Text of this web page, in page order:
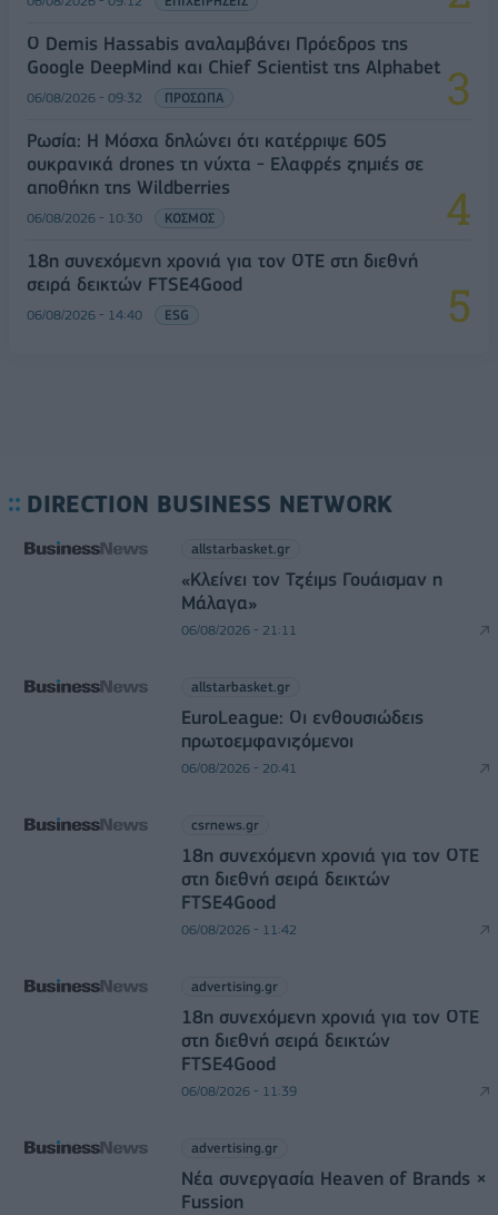
Ο Demis Hassabis αναλαμβάνει Πρόεδρος της
Google DeepMind και Chief Scientist της Alphabet
06/08/2026 - 09:32 ΠΡΟΣΩΠΑ
Ρωσία: Η Μόσχα δηλώνει ότι κατέρριψε 605
ουκρανικά drones τη νύχτα - Ελαφρές ζημιές σε
αποθήκη της Wildberries
06/08/2026 - 10:30 ΚΟΣΜΟΣ
18η συνεχόμενη χρονιά για τον ΟΤΕ στη διεθνή
σειρά δεικτών FTSE4Good
06/08/2026 - 14:40 ESG
DIRECTION BUSINESS NETWORK
allstarbasket.gr
«Κλείνει τον Τζέιμς Γουάισμαν η
Μάλαγα»
06/08/2026 - 21:11
allstarbasket.gr
EuroLeague: Οι ενθουσιώδεις
πρωτοεμφανιζόμενοι
06/08/2026 - 20:41
csrnews.gr
18η συνεχόμενη χρονιά για τον ΟΤΕ
στη διεθνή σειρά δεικτών
FTSE4Good
06/08/2026 - 11:42
advertising.gr
18η συνεχόμενη χρονιά για τον ΟΤΕ
στη διεθνή σειρά δεικτών
FTSE4Good
06/08/2026 - 11:39
advertising.gr
Νέα συνεργασία Heaven of Brands ×
Fussion